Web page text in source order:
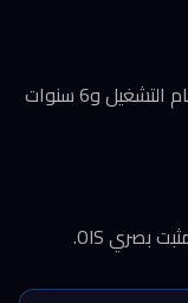
وعدت سامسونج بـ 6 سنوات من تحديثات نظام التشغيل و6 سنوات